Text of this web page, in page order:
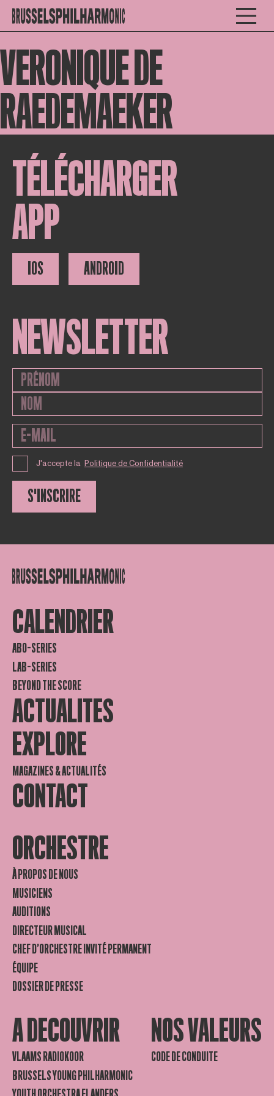
VERONIQUE DE
RAEDEMAEKER
TÉLÉCHARGER
APP
IOS ANDROID
NEWSLETTER
J'accepte la Politique de Confidentialité
S'INSCRIRE
CALENDRIER
ABO-SERIES
LAB-SERIES
BEYOND THE SCORE
ACTUALITES
EXPLORE
MAGAZINES & ACTUALITÉS
CONTACT
ORCHESTRE
À PROPOS DE NOUS
MUSICIENS
AUDITIONS
DIRECTEUR MUSICAL
CHEF D’ORCHESTRE INVITÉ PERMANENT
ÉQUIPE
DOSSIER DE PRESSE
A DECOUVRIR
VLAAMS RADIOKOOR
BRUSSELS YOUNG PHILHARMONIC
NOS VALEURS
CODE DE CONDUITE